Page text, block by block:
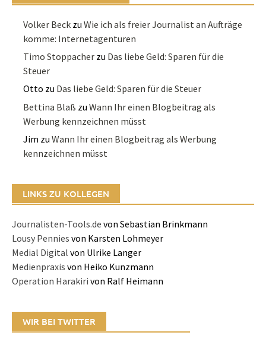
Volker Beck zuWie ich als freier Journalist an Aufträge
komme: Internetagenturen
Timo Stoppacher zu Das liebe Geld: Sparen für die
Steuer
Otto zu Das liebe Geld: Sparen für die Steuer
Bettina Blaß zuWann Ihr einen Blogbeitrag als
Werbung kennzeichnen müsst
Jim zuWann Ihr einen Blogbeitrag als Werbung
kennzeichnen müsst
LINKS ZU KOLLEGEN
Journalisten-Tools.de von Sebastian Brinkmann
Lousy Pennies von Karsten Lohmeyer
Medial Digital von Ulrike Langer
Medienpraxis von Heiko Kunzmann
Operation Harakiri von Ralf Heimann
WIR BEI TWITTER